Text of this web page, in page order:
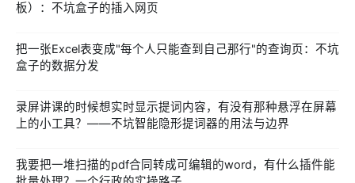
板）：不坑盒子的插入网页
把一张Excel表变成"每个人只能查到自己那行"的查询页：不坑
盒子的数据分发
录屏讲课的时候想实时显示提词内容，有没有那种悬浮在屏幕
上的小工具？——不坑智能隐形提词器的用法与边界
我要把一堆扫描的pdf合同转成可编辑的word，有什么插件能